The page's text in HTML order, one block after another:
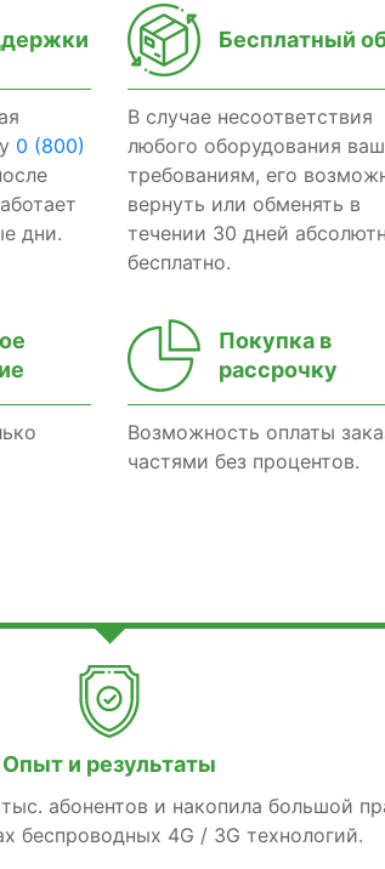
0 (800)
дни.
Бесплатный
В случае несоответствия
любого оборудования
требованиям, его
вернуть или обменять в
течении 30 дней
бесплатно.
Покупка в
рассрочку
Возможность оплаты
частями без процентов.
Опыт и результаты
абонентов и накопила большой
беспроводных 4G / 3G технологий.